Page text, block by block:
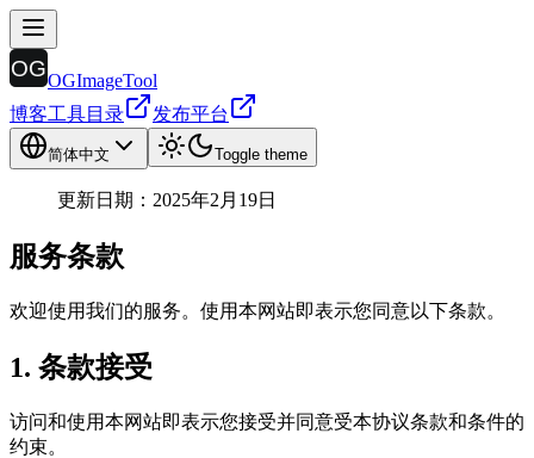
OGImageTool
博客工具目录 发布平台
简体中文 Toggle theme
更新日期：2025年2月19日
服务条款
欢迎使用我们的服务。使用本网站即表示您同意以下条款。
1. 条款接受
访问和使用本网站即表示您接受并同意受本协议条款和条件的
约束。